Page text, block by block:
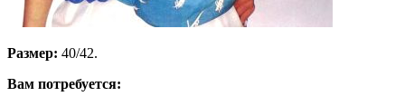
Размер: 40/42.
Вам потребуется: